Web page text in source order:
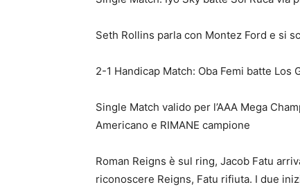
Seth Rollins parla con Montez Ford e si
2-1 Handicap Match: Oba Femi batte Los
Single Match valido per l’AAA Mega
Americano e RIMANE campione
Roman Reigns è sul ring, Jacob Fatu
riconoscere Reigns, Fatu rifiuta. I due